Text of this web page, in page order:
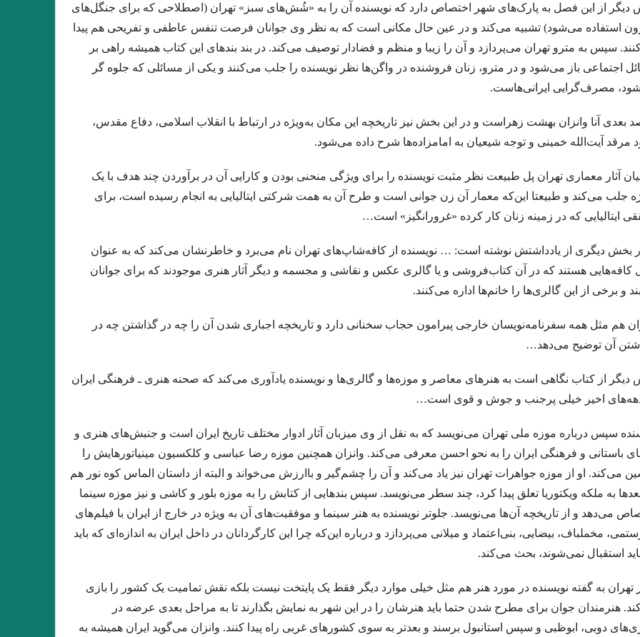
.مجموعه شعر «لاله‌ها» -که اشعار ۱۰ شاعر زن انگلیسی است- با ترجمه و گردآوری رزا جمالی/ انتشارات ایهام
.فردا و فردا و فردا. ویلیام شکسپیر» گزینش، ترجمه و بازسرایی رزا جمالی .نشر ایهام
مجموعه داستان هم دیوار. نوشته ی میترا داور. دو زبانه .برگردان :‌پویان میرچی . نشر پر. شهریور ۱۴۰۰ کاوه سیدحسینی
در این هیاهو گم شدم…فریدون مشیری
کاغذ مگس‌کش .نویسنده: #روبرت_موزیل رقص بر روی یک سوزن/ نویسنده: گری ای‌ هولاند مترجم: هل خردیار
.شیرها/نويسنده: پتر بیکسل مترجم: بهزاد کشمیری‌پور . پالاس هتل تاناتوس/ آندره موروا/ ابوالحسن نجفی
.صبح روز کریسمس/فرانك اُكانر/سرورالسادات جواهريان جوراب شلواری.تيم اوبرايان مترجم: اسدالله امرايى
سالهای نوری ? کمدی‌های کیهانی ✍? ایتالو کالوینو مترجم: موگه رازانی یارب دلم حاضر کن یا نماز بی دل بپذیر / رابعه
صائب_تبریزی / هر که داند که خبرها همه در بیخبری است، هرگز از گوشهٔ میخانه نیاید بیرون آلن پو/ ترجمه شیوا شکوری
بیشتر از هر چیز در این جهان شعر بین آدم‌ها تقسیم شده است؛ و همین‌طور عشق و گرسنگی.»
خواست تنهایی ما را به رخ ما بــکشد، تنه‌ای بر در این خانه‌ی تنها زد و رفت‌/ هوشنگ_ابتهاج
گفتگوي کفر و دین آخر به یک جا می کشد ،خواب یک خواب است و باشد مختلف تعبیرها/صائب تبریزی جویس / شیوا شکوری
.شاعری از یاد رفته ✍ ولادیمیر ناباکوف مترجم: بهمن خسروی آن طرف سیم خاردار. میترا داور
اختر ما نیست در دور قمر, لاجرم فوق ثریا می رویم…ما از آن جا و از این جا نیستیم ،ما ز بی‌جاییم و بی‌جا می رویم موذن
کبوتر چاهی /کالوینو آیشمن در اورشلیم. نوشته‌ هانا آرنت با ترجمه زهرا شمس / نشر برج من درپرانتز . فریبا صدیقیم
رسول یونان / فقط عشق می‌تواند پایان رنج‌ها باشد دست‌هایش باش که دردناک‌ترین ساقه‌های تنهایی است… حسین منزوی
.چارلز_بوکوفسکی . وقتی که من بچه بودم سخنی به از بی سخنی نشنیدم. ساکن سرای سکوت شدم. تذکره الاولیاء
آوریل در یونان ✍? آندره کدروس/ مترجم: رضا سید حسینی در قلب من است ،فطریه‌اش هم به من است؟ اصغر معاذی
بی دل و دستارم در خانه خمارم، یک سینه سخن دارم هین شرح دهم یا نه …تو وقف خراباتی دخلت می و خرجت می، زین وقف به
دیگر از این فصل به پارک‌های شهر اختصاص دارد که نویسنده آن را به «شُش‌های سبز» تهران (اصطلاحی که برای جنگل‌های
استفاده می‌شود) تشبیه می‌کند و در عین حال مکانی است که به نظر وی جوانان فرصت تنفس عاطفی و تفریحی هم پیدا
سپس به مترو تهران می‌پردازد و آن را زیبا و منظم و فضادار توصیف می‌کند. در بند بندهای این کتاب همیشه راهی بر
اجتماعی باز می‌شود و در مترو، زنان فروشنده در واگن‌ها نظر نویسنده را جلب می‌کنند و یکی از مسائلی که جلوه گر
مصرف‌گرایی ایرانی‌هاست.
بعدی آنا وانزان بهشت زهراست و در این بخش نیز تاریخچه این مکان به‌ویژه در ارتباط با انقلاب اسلامی، دفاع مقدس،
مرقد آیت‌الله خمینی و توجه شیعیان به امامزاده‌ها شرح داده می‌شود.
آثار معماری تهران پل طبیعت نظر مثبت نویسنده را برای ویژگی منحنی بودن و کارایی آن در برآوردن چند هدف با یک
جلب می‌کند و طبیعتا این‌که معمار آن زن جوانی است و طرح آن به همت شرکتی ایتالیایی به انجام رسیده است، برای
ایتالیایی که در زمینه زنان کار کرده «غرورانگیز» است…
بخش دیگری از یادداشتش نوشته است: … نویسنده از کافه‌شاپ‌های تهران نام می‌برد و خاطرنشان می‌کند که به عنوان
کافه‌هایی هستند که در آن کتاب‌فروشی و یا گالری عکس و نقاشی و مجسمه و دیگر آثار هنری موجودند که برای جوانان
و برخی از این گالری‌ها را خانم‌ها اداره می‌کنند.
هم مثل همه سفرنامه‌نویسان خارجی پیرامون حجاب سخنانی دارد و تاریخچه اجباری شدن آن را چه در گذاشتن چه در
آن توضیح می‌دهد…
دیگر از کتاب نگاهی‌ است به هنرهای معاصر و موزه‌ها و گالری‌ها و نویسنده یادآوری می‌کند که صحنه هنری ـ فرهنگی ایران
اخیر خیلی پرجنب و جوش و قوی‌ است…
سپس درباره موزه ملی تهران می‌نویسد که به نقل از وی میزبان آثار ادوار مختلف تاریخ ایران است و جنبش‌های هنری و
باستانی و فرهنگی ایران را به نحو احسن معرفی می‌کند. وانزان همچنین موزه رضا عباسی و کلکسیون مینیاتورهایش را
می‌کند. او از موزه جواهرات تهران نیز یاد می‌کند و آن را چشم‌گیر و باارزش می‌خواند و البته از داستان الماس کوه نور هم
به ملکه ویکتوریا تعلق پیدا کرد، چند سطر می‌نویسد. سپس بندهایی از کتابش را به موزه بلور و کاشی و نیز موزه سینما
می‌دهد و از تاریخچه آن‌ها می‌نویسد. جلوتر نویسنده به هنر سینما و موفقیت‌های آن به ویژه در خارج از ایران با فیلم‌های
مخملباف، بیضایی، بنی‌اعتماد و میلانی می‌پردازد و درباره این‌که چرا این کارگردانان در داخل ایران به اندازه‌ای که باید
استقبال نمی‌شوند، بحث می‌کند.
تهران به گفته نویسنده در مورد هنر هم مثل خیلی موارد دیگر فقط یک پایتخت نیست بلکه نقش تمامیت یک کشور را بازی
هنرمندان جوان برای مطرح شدن حتما باید هنرشان را در این شهر به نمایش بگذارند تا به مراحل بعدی عرضه در
دوبی، ابوظبی و سپس استانبول برسند و بعدتر به سوی کشورهای غربی راه پیدا کنند. وانزان می‌گوید ایران همیشه به